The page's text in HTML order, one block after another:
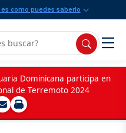
es como puedes saberlo
Dominicana participa en
de Terremoto 2024